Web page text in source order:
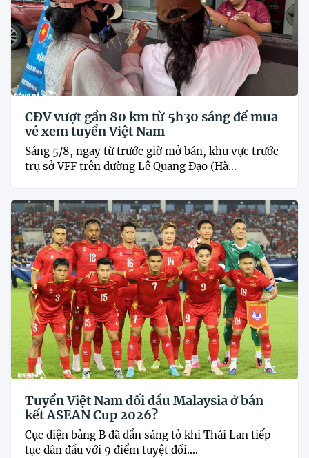
CĐV vượt gần 80 km từ 5h30 sáng để mua
vé xem tuyển Việt Nam
Sáng 5/8, ngay từ trước giờ mở bán, khu vực trước
trụ sở VFF trên đường Lê Quang Đạo (Hà...
Tuyển Việt Nam đối đầu Malaysia ở bán
kết ASEAN Cup 2026?
Cục diện bảng B đã dần sáng tỏ khi Thái Lan tiếp
tục dẫn đầu với 9 điểm tuyệt đối....